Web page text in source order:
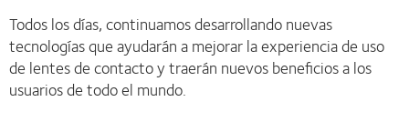
Todos los días, continuamos desarrollando nuevas
tecnologías que ayudarán a mejorar la experiencia de uso
de lentes de contacto y traerán nuevos beneficios a los
usuarios de todo el mundo.